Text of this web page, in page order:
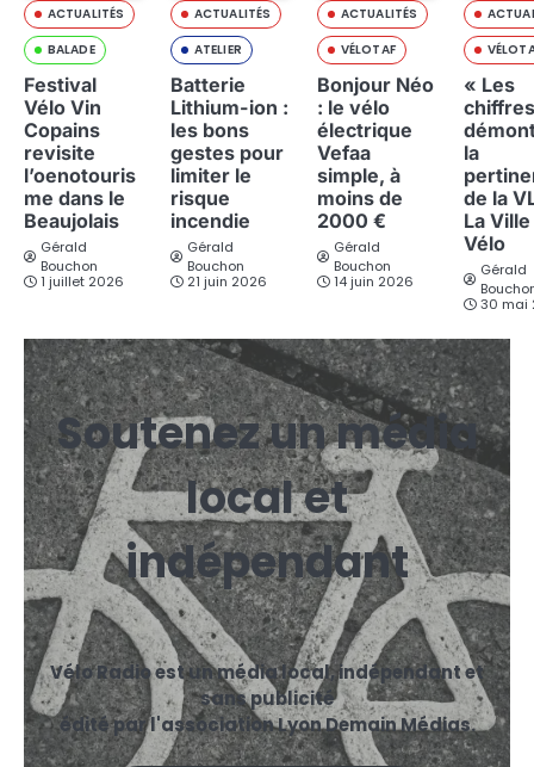
ACTUALITÉS
BALADE
Festival
Vélo Vin
Copains
revisite
l’oenotouris
me dans le
Beaujolais
Gérald
Bouchon
1 juillet 2026
ACTUALITÉS
ATELIER
Batterie
Lithium-ion :
les bons
gestes pour
limiter le
risque
incendie
Gérald
Bouchon
21 juin 2026
ACTUALITÉS
VÉLOTAF
Bonjour Néo
: le vélo
électrique
Vefaa
simple, à
moins de
2000 €
Gérald
Bouchon
14 juin 2026
« Les
chiffres
la
de la
La Ville
Vélo
Gérald
30 mai
Soutenez un média
local et
indépendant
Vélo Radio est un média local, indépendant et
sans publicité
édité par l'association Lyon Demain Médias.